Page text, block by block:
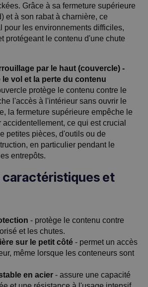
Grâce à sa fermeture supérieure
et à son rabat à charnière, ce
pour les environnements difficiles,
protégeant le contenu d'une chute
par le haut (couvercle) -
vol et la perte du contenu
protège le contenu contre le
l'accès à l'intérieur sans ouvrir le
la fermeture supérieure empêche le
ce qui est crucial
petites pièces, d'outils ou de
en particulier pendant le
entrepôts.
caractéristiques et
- protège le contenu contre
et les chutes.
sur le petit côté- permet un accès
même lorsque les conteneurs sont
en acier- assure une capacité